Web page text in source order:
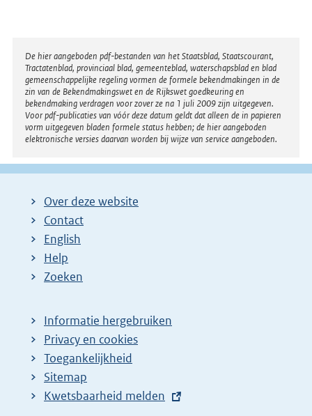
Disclaimer
De hier aangeboden pdf-bestanden van het Staatsblad, Staatscourant,
Tractatenblad, provinciaal blad, gemeenteblad, waterschapsblad en blad
gemeenschappelijke regeling vormen de formele bekendmakingen in de
zin van de Bekendmakingswet en de Rijkswet goedkeuring en
bekendmaking verdragen voor zover ze na 1 juli 2009 zijn uitgegeven.
Voor pdf-publicaties van vóór deze datum geldt dat alleen de in papieren
vorm uitgegeven bladen formele status hebben; de hier aangeboden
elektronische versies daarvan worden bij wijze van service aangeboden.
Over deze website
Contact
English
Help
Zoeken
Informatie hergebruiken
Privacy en cookies
Toegankelijkheid
Sitemap
E
Kwetsbaarheid melden